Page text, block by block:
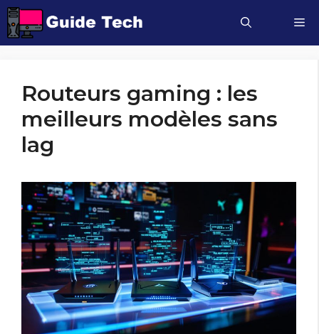
Aller
au
contenu
Routeurs gaming : les
meilleurs modèles sans
lag